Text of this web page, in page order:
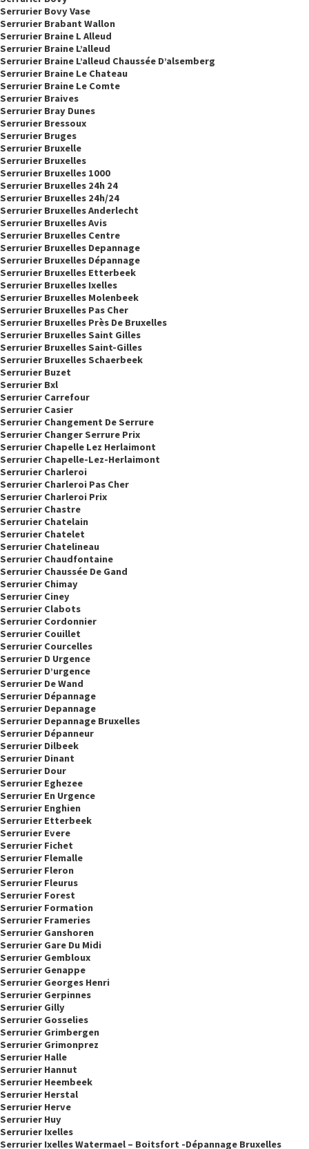
Serrurier Bovy Vase
Serrurier Brabant Wallon
Serrurier Braine L Alleud
Serrurier Braine L’alleud
Serrurier Braine L’alleud Chaussée D’alsemberg
Serrurier Braine Le Chateau
Serrurier Braine Le Comte
Serrurier Braives
Serrurier Bray Dunes
Serrurier Bressoux
Serrurier Bruges
Serrurier Bruxelle
Serrurier Bruxelles
Serrurier Bruxelles 1000
Serrurier Bruxelles 24h 24
Serrurier Bruxelles 24h/24
Serrurier Bruxelles Anderlecht
Serrurier Bruxelles Avis
Serrurier Bruxelles Centre
Serrurier Bruxelles Depannage
Serrurier Bruxelles Dépannage
Serrurier Bruxelles Etterbeek
Serrurier Bruxelles Ixelles
Serrurier Bruxelles Molenbeek
Serrurier Bruxelles Pas Cher
Serrurier Bruxelles Près De Bruxelles
Serrurier Bruxelles Saint Gilles
Serrurier Bruxelles Saint-Gilles
Serrurier Bruxelles Schaerbeek
Serrurier Buzet
Serrurier Bxl
Serrurier Carrefour
Serrurier Casier
Serrurier Changement De Serrure
Serrurier Changer Serrure Prix
Serrurier Chapelle Lez Herlaimont
Serrurier Chapelle-Lez-Herlaimont
Serrurier Charleroi
Serrurier Charleroi Pas Cher
Serrurier Charleroi Prix
Serrurier Chastre
Serrurier Chatelain
Serrurier Chatelet
Serrurier Chatelineau
Serrurier Chaudfontaine
Serrurier Chaussée De Gand
Serrurier Chimay
Serrurier Ciney
Serrurier Clabots
Serrurier Cordonnier
Serrurier Couillet
Serrurier Courcelles
Serrurier D Urgence
Serrurier D’urgence
Serrurier De Wand
Serrurier Dépannage
Serrurier Depannage
Serrurier Depannage Bruxelles
Serrurier Dépanneur
Serrurier Dilbeek
Serrurier Dinant
Serrurier Dour
Serrurier Eghezee
Serrurier En Urgence
Serrurier Enghien
Serrurier Etterbeek
Serrurier Evere
Serrurier Fichet
Serrurier Flemalle
Serrurier Fleron
Serrurier Fleurus
Serrurier Forest
Serrurier Formation
Serrurier Frameries
Serrurier Ganshoren
Serrurier Gare Du Midi
Serrurier Gembloux
Serrurier Genappe
Serrurier Georges Henri
Serrurier Gerpinnes
Serrurier Gilly
Serrurier Gosselies
Serrurier Grimbergen
Serrurier Grimonprez
Serrurier Halle
Serrurier Hannut
Serrurier Heembeek
Serrurier Herstal
Serrurier Herve
Serrurier Huy
Serrurier Ixelles
Serrurier Ixelles Watermael – Boitsfort -dépannage Bruxelles